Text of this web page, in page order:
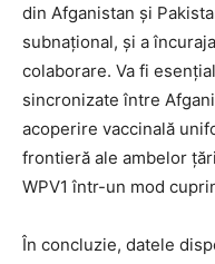
din Afganistan și
subnațional, și a
colaborare. Va fi
sincronizate între
acoperire vaccinală
frontieră ale ambelor
WPV1 într-un mod
În concluzie, datele